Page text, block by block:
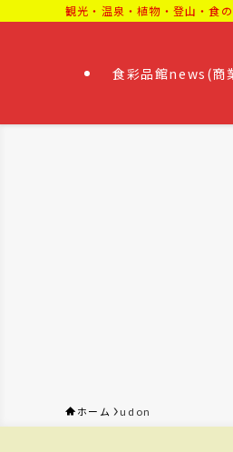
観光・温泉・植物・登山・食
食彩品館news(商
ホーム udon